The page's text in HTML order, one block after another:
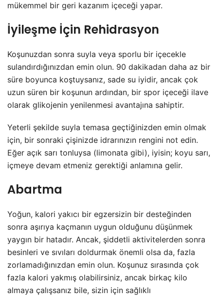
mükemmel bir geri kazanım içeceği yapar.
İyileşme İçin Rehidrasyon
Koşunuzdan sonra suyla veya sporlu bir içecekle
sulandırdığınızdan emin olun. 90 dakikadan daha az bir
süre boyunca koştuysanız, sade su iyidir, ancak çok
uzun süren bir koşunun ardından, bir spor içeceği ilave
olarak glikojenin yenilenmesi avantajına sahiptir.
Yeterli şekilde suyla temasa geçtiğinizden emin olmak
için, bir sonraki çişinizde idrarınızın rengini not edin.
Eğer açık sarı tonluysa (limonata gibi), iyisin; koyu sarı,
içmeye devam etmeniz gerektiği anlamına gelir.
Abartma
Yoğun, kalori yakıcı bir egzersizin bir desteğinden
sonra aşırıya kaçmanın uygun olduğunu düşünmek
yaygın bir hatadır. Ancak, şiddetli aktivitelerden sonra
besinleri ve sıvıları doldurmak önemli olsa da, fazla
zorlamadığınızdan emin olun. Koşunuz sırasında çok
fazla kalori yakmış olabilirsiniz, ancak birkaç kilo
almaya çalışsanız bile, sizin için sağlıklı